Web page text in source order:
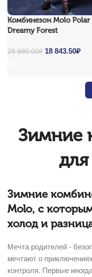
Комбинезон Molo Polar
Dreamy Forest
28 990.00₽ Original price
18 843.50₽
Зимние
Зимние
Molo, с
холод и
Мечта родителей -
мечтают о
контроля. Первые